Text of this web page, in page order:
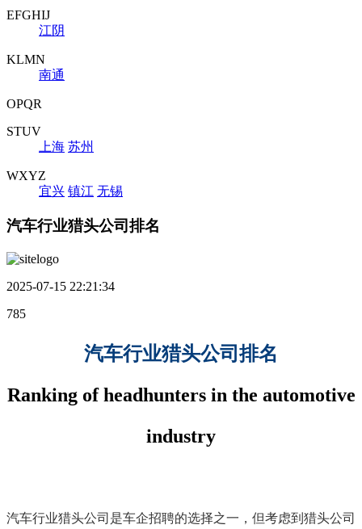
EFGHIJ
江阴
KLMN
南通
OPQR
STUV
上海 苏州
WXYZ
宜兴 镇江 无锡
汽车行业猎头公司排名
2025-07-15 22:21:34
785
汽车行业猎头公司排名
Ranking of headhunters in the automotive
industry
汽车行业猎头公司是车企招聘的选择之一，但考虑到猎头公司